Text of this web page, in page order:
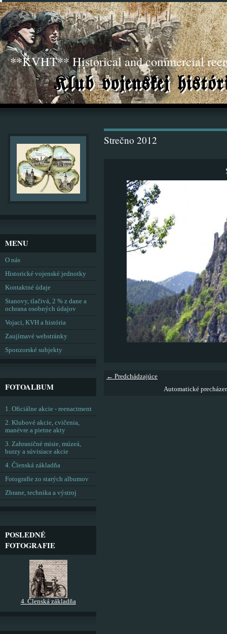
**KVHT** Historical and commercial
Strečno 2012
← Predchádzajúce
Automatické
MENU
O nás
Historické vojenské jednotky
Kontaktné údaje
Stanovy, tlačivá, 2 % z dane a
ochrana osobných údajov
Vojaci, KVH a história
Zaujímavé webstránky
Sponzorské subjekty
FOTOALBUM
1. Oficiálne akcie - reenactment
2. Klubové akcie, cvičenia,
manévre a pietne akty
3. Zahraničné misie, múzeá,
burzy a súvisiace akcie
4. Členská základňa
Fotografie zo starých albumov
Zbrane, technika a výstroj
POSLEDNÉ
FOTOGRAFIE
4. Členská základňa